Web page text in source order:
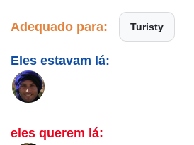
Adequado para: Turisty
Eles estavam lá:
eles querem lá: